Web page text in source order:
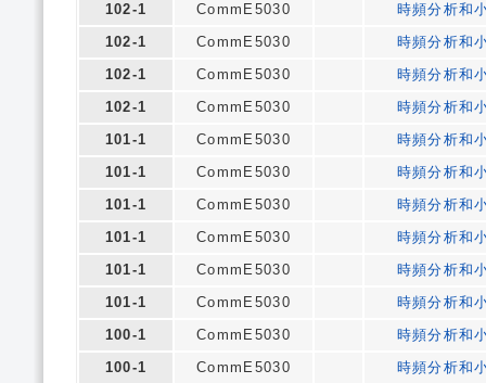
102-1
CommE5030
時頻分析和
102-1
CommE5030
時頻分析和
102-1
CommE5030
時頻分析和
102-1
CommE5030
時頻分析和
101-1
CommE5030
時頻分析和
101-1
CommE5030
時頻分析和
101-1
CommE5030
時頻分析和
101-1
CommE5030
時頻分析和
101-1
CommE5030
時頻分析和
101-1
CommE5030
時頻分析和
100-1
CommE5030
時頻分析和
100-1
CommE5030
時頻分析和